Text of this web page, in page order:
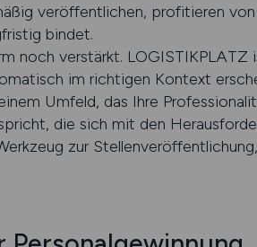
veröffentlichen, profitieren
bindet.
noch verstärkt. LOGISTIKPLATZ
im richtigen Kontext
Umfeld, das Ihre
die sich mit den
zur